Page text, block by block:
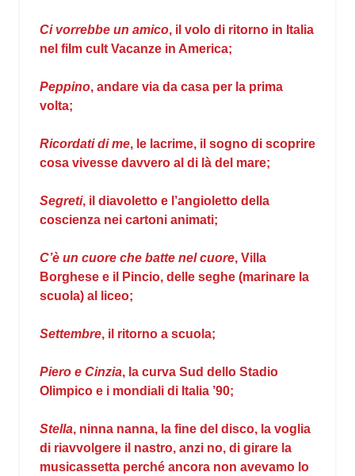
Ci vorrebbe un amico, il volo di ritorno in Italia
nel film cult Vacanze in America;
Peppino, andare via da casa per la prima
volta;
Ricordati di me, le lacrime, il sogno di scoprire
cosa vivesse davvero al di là del mare;
Segreti, il diavoletto e l’angioletto della
coscienza nei cartoni animati;
C’è un cuore che batte nel cuore, Villa
Borghese e il Pincio, delle seghe (marinare la
scuola) al liceo;
Settembre, il ritorno a scuola;
Piero e Cinzia, la curva Sud dello Stadio
Olimpico e i mondiali di Italia ’90;
Stella, ninna nanna, la fine del disco, la voglia
di riavvolgere il nastro, anzi no, di girare la
musicassetta perché ancora non avevamo lo